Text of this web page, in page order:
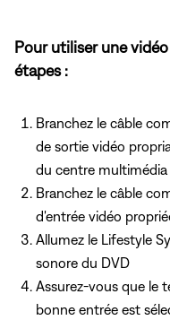
Pour utiliser une
étapes :
Branchez le câble
de sortie vidéo
du centre multimédia
Branchez le câble
d'entrée vidéo
Allumez le Lifestyle
sonore du DVD
Assurez-vous que le
bonne entrée est